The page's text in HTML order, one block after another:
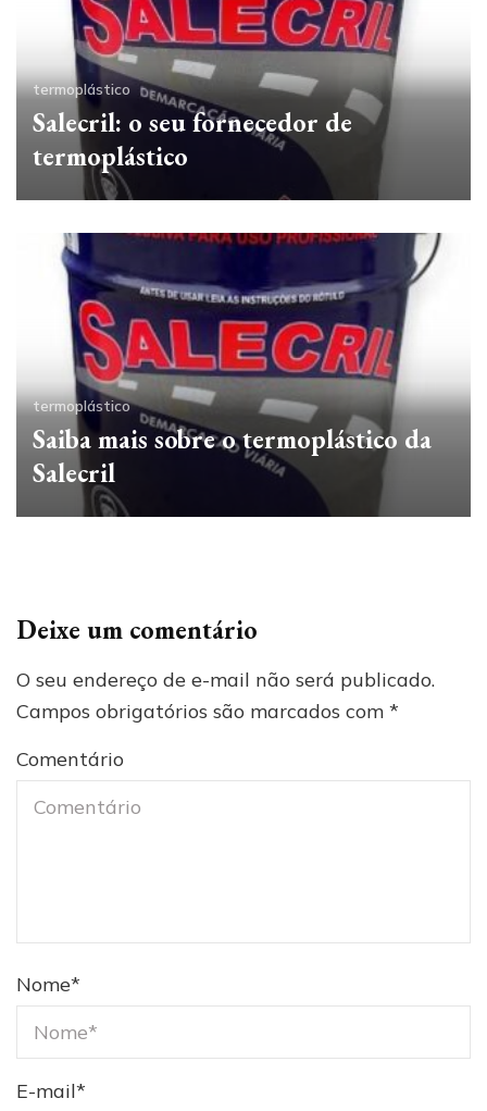
termoplástico
Salecril: o seu fornecedor de
termoplástico
termoplástico
Saiba mais sobre o termoplástico da
Salecril
Deixe um comentário
O seu endereço de e-mail não será publicado.
Campos obrigatórios são marcados com *
Comentário
Nome*
E-mail*